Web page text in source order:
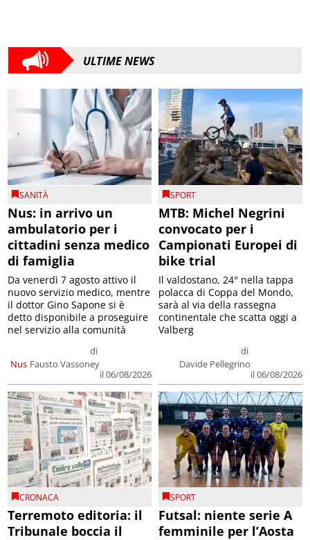
ULTIME NEWS
SANITÀ
Nus: in arrivo un
ambulatorio per i
cittadini senza medico
di famiglia
Nus
di
Fausto Vassoney
il 06/08/2026
Da venerdì 7 agosto attivo il
nuovo servizio medico, mentre
il dottor Gino Sapone si è
detto disponibile a proseguire
nel servizio alla comunità
SPORT
MTB: Michel Negrini
convocato per i
Campionati Europei di
bike trial
di
Davide Pellegrino
il 06/08/2026
Il valdostano, 24° nella tappa
polacca di Coppa del Mondo,
sarà al via della rassegna
continentale che scatta oggi a
Valberg
CRONACA
Terremoto editoria: il
Tribunale boccia il
SPORT
Futsal: niente serie A
femminile per l’Aosta